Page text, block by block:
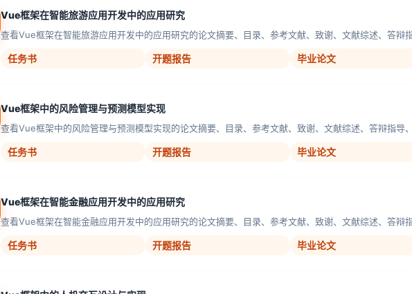
Vue框架在智能旅游应用开发中的应用研究
查看Vue框架在智能旅游应用开发中的应用研究的论文摘要、目录、参考文献、致谢、文献综述、答辩
任务书 开题报告 毕业论文
Vue框架中的风险管理与预测模型实现
查看Vue框架中的风险管理与预测模型实现的论文摘要、目录、参考文献、致谢、文献综述、答辩指导
任务书 开题报告 毕业论文
Vue框架在智能金融应用开发中的应用研究
查看Vue框架在智能金融应用开发中的应用研究的论文摘要、目录、参考文献、致谢、文献综述、答辩
任务书 开题报告 毕业论文